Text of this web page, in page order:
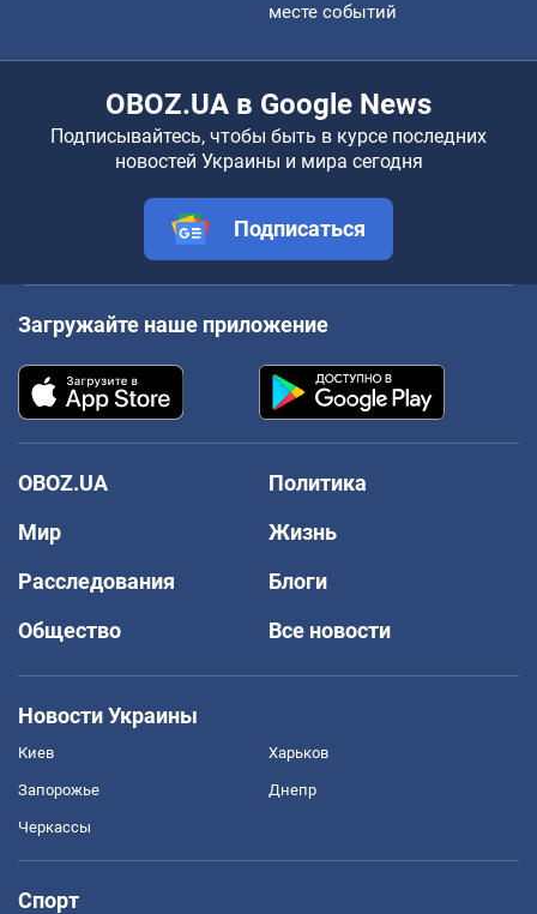
месте событий
OBOZ.UA в Google News
Подписывайтесь, чтобы быть в курсе последних
новостей Украины и мира сегодня
Подписаться
Загружайте наше приложение
OBOZ.UA
Политика
Мир
Жизнь
Расследования
Блоги
Общество
Все новости
Новости Украины
Киев Харьков
Запорожье Днепр
Черкассы
Спорт